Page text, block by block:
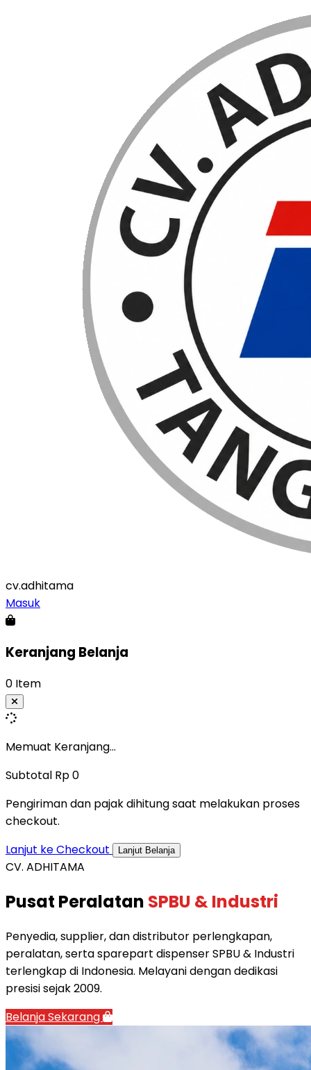
cv.adhitama
Masuk
Keranjang Belanja
0 Item
Memuat Keranjang...
Subtotal Rp 0
Pengiriman dan pajak dihitung saat melakukan proses
checkout.
Lanjut ke Checkout
Lanjut Belanja
CV. ADHITAMA
Pusat Peralatan SPBU & Industri
Penyedia, supplier, dan distributor perlengkapan,
peralatan, serta sparepart dispenser SPBU & Industri
terlengkap di Indonesia. Melayani dengan dedikasi
presisi sejak 2009.
Belanja Sekarang